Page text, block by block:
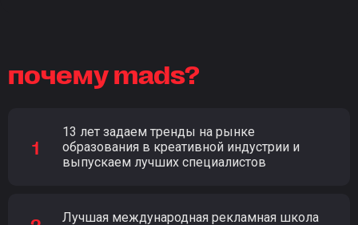
почему mads?
13 лет задаем тренды на рынке
образования в креативной индустрии и
выпускаем лучших специалистов
Лучшая международная рекламная школа